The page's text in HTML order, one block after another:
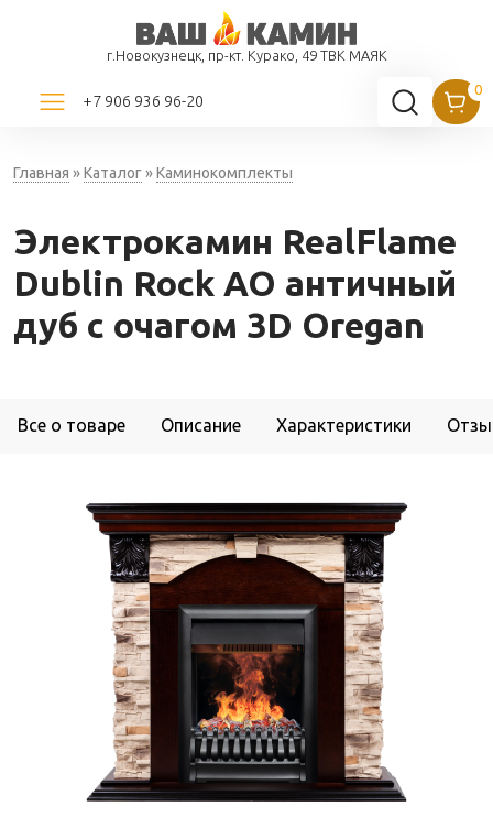
г.Новокузнецк, пр-кт. Курако, 49 ТВК МАЯК
+7 906 936 96-20
Главная »Каталог»Каминокомплекты
Электрокамин RealFlame
Dublin Rock AO античный
дуб с очагом 3D Oregan
Все о товаре Описание Характеристики